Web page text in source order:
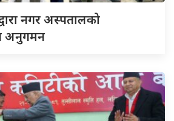
नगर अस्पतालको
अनुगमन